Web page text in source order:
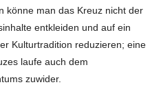
könne man das Kreuz nicht der
entkleiden und auf ein
Kulturtradition reduzieren; eine
laufe auch dem
zuwider.